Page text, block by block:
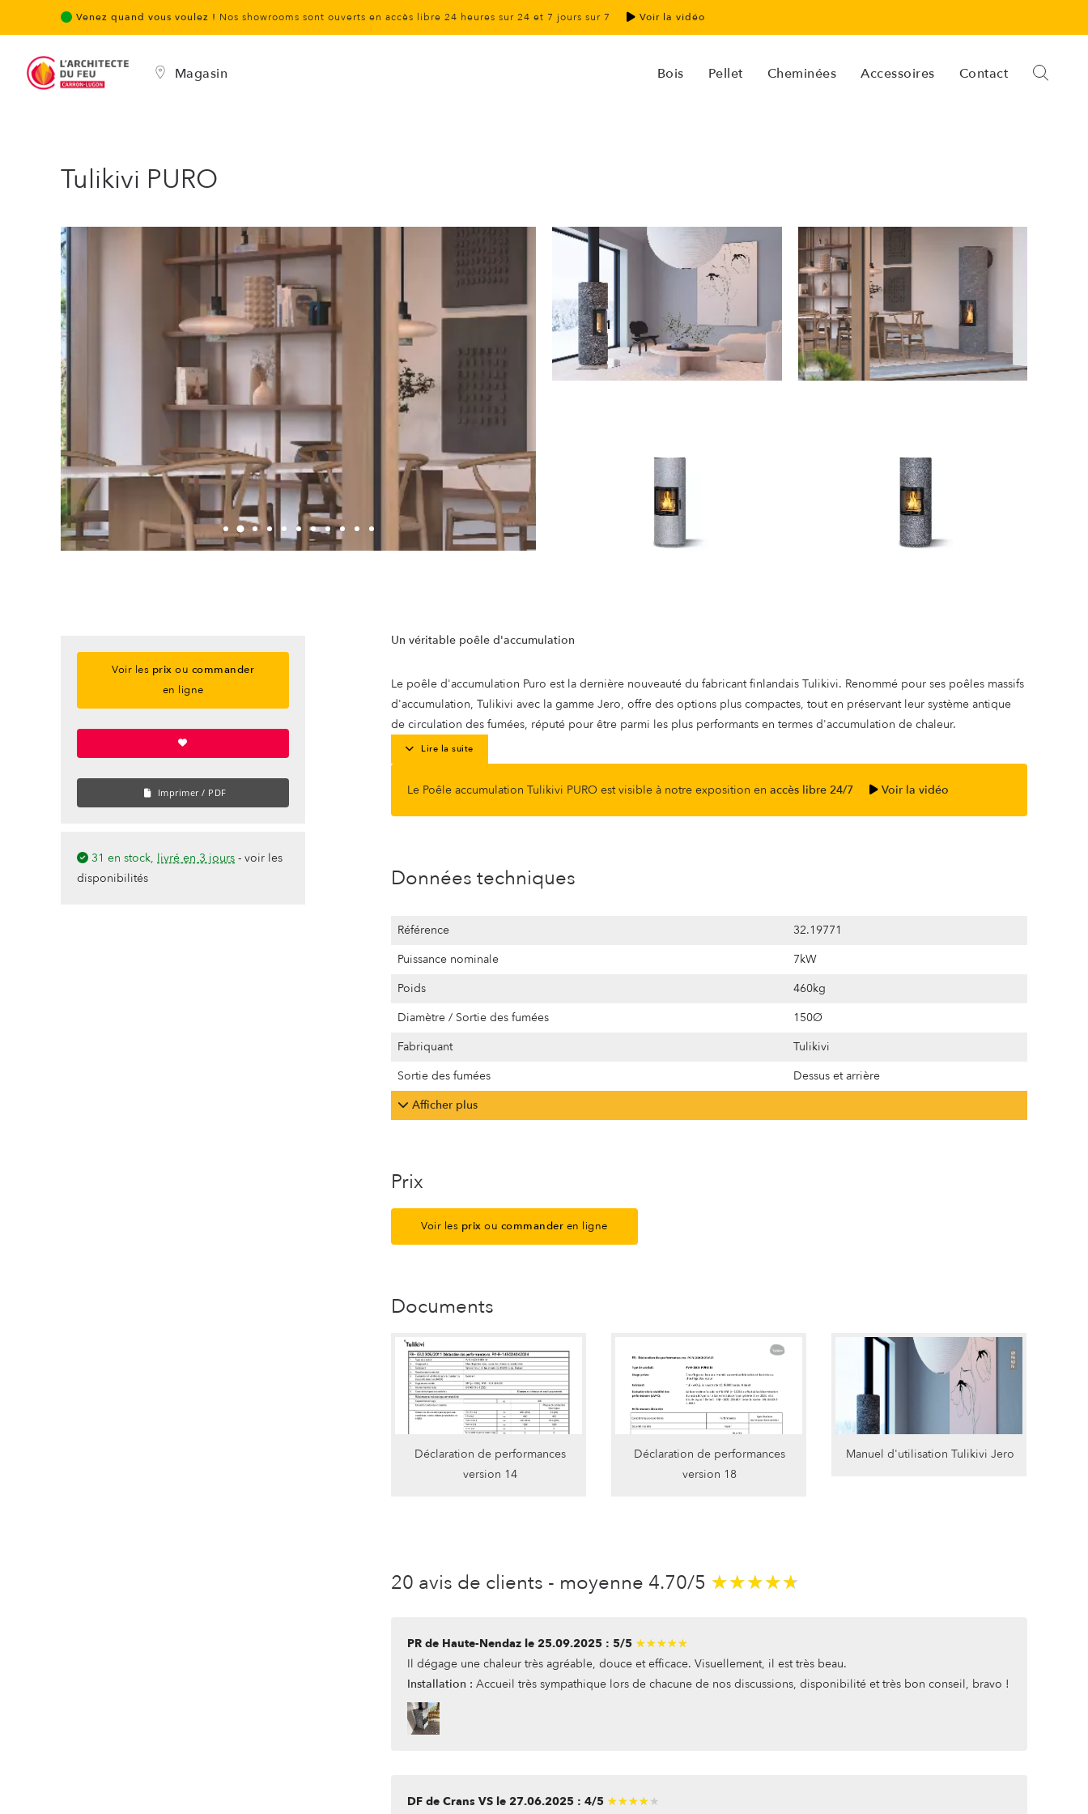
Venez quand vous voulez ! Nos showrooms sont ouverts en accès libre 24 heures sur 24 et 7 jours sur 7 Voir la vidéo
Magasin Bois Pellet Cheminées Accessoires Contact
Tulikivi PURO
Voir les prix ou commander
en ligne
Imprimer / PDF
31 en stock, livré en 3 jours - voir les
disponibilités
Un véritable poêle d'accumulation
Le poêle d'accumulation Puro est la dernière nouveauté du fabricant finlandais Tulikivi. Renommé pour ses poêles massifs
d'accumulation, Tulikivi avec la gamme Jero, offre des options plus compactes, tout en préservant leur système antique
de circulation des fumées, réputé pour être parmi les plus performants en termes d'accumulation de chaleur.
Lire la suite
Le Poêle accumulation Tulikivi PURO est visible à notre exposition en accès libre 24/7 Voir la vidéo
Données techniques
Référence
32.19771
Puissance nominale
7kW
Poids
460kg
Diamètre / Sortie des fumées
150Ø
Fabriquant
Tulikivi
Sortie des fumées
Dessus et arrière
Afficher plus
Prix
Voir les prix ou commander en ligne
Documents
Déclaration de performances
version 14
Déclaration de performances
version 18
Manuel d'utilisation Tulikivi Jero
20 avis de clients - moyenne 4.70/5 ★★★★★
★★★★★
PR de Haute-Nendaz le 25.09.2025 : 5/5 ★★★★★
★★★★★
Il dégage une chaleur très agréable, douce et efficace. Visuellement, il est très beau.
Installation : Accueil très sympathique lors de chacune de nos discussions, disponibilité et très bon conseil, bravo !
DF de Crans VS le 27.06.2025 : 4/5 ★★★★★
★★★★★